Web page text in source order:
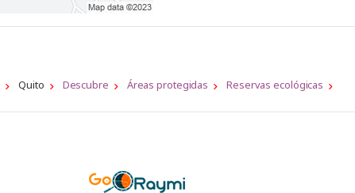
Quito Descubre Áreas protegidas Reservas ecológicas